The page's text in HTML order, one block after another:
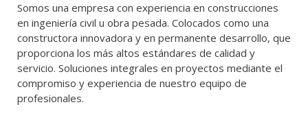
Somos una empresa con experiencia en construcciones
en ingeniería civil u obra pesada. Colocados como una
constructora innovadora y en permanente desarrollo, que
proporciona los más altos estándares de calidad y
servicio. Soluciones integrales en proyectos mediante el
compromiso y experiencia de nuestro equipo de
profesionales.